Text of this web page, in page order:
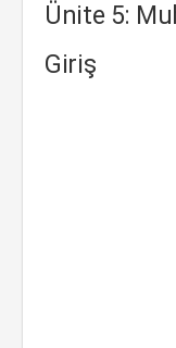
Ünite 5:
Giriş